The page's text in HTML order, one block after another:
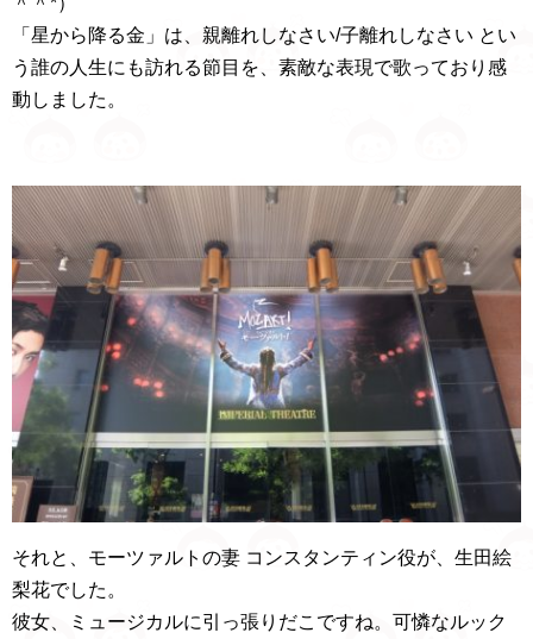
「星から降る金」は、親離れしなさい/子離れしなさい とい
う誰の人生にも訪れる節目を、素敵な表現で歌っており感
動しました。
それと、モーツァルトの妻 コンスタンティン役が、生田絵
梨花でした。
彼女、ミュージカルに引っ張りだこですね。可憐なルック